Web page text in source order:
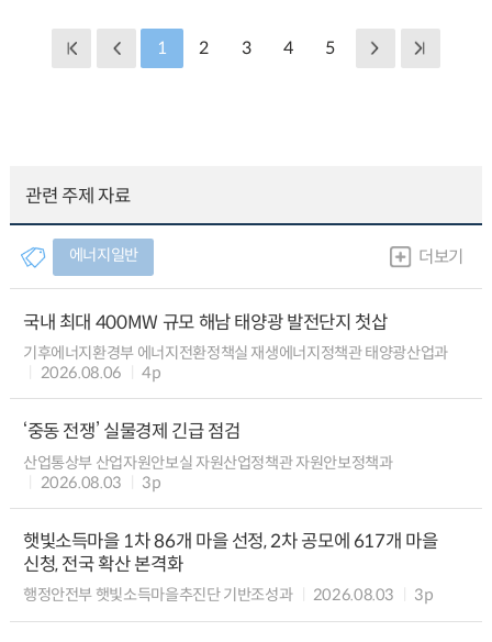
1 2 3 4 5
관련 주제 자료
에너지일반 더보기
국내 최대 400MW 규모 해남 태양광 발전단지 첫삽
기후에너지환경부 에너지전환정책실 재생에너지정책관 태양광산업과
2026.08.06
4p
‘중동 전쟁’ 실물경제 긴급 점검
산업통상부 산업자원안보실 자원산업정책관 자원안보정책과
2026.08.03
3p
햇빛소득마을 1차 86개 마을 선정, 2차 공모에 617개 마을
신청, 전국 확산 본격화
행정안전부 햇빛소득마을추진단 기반조성과 2026.08.03 3p